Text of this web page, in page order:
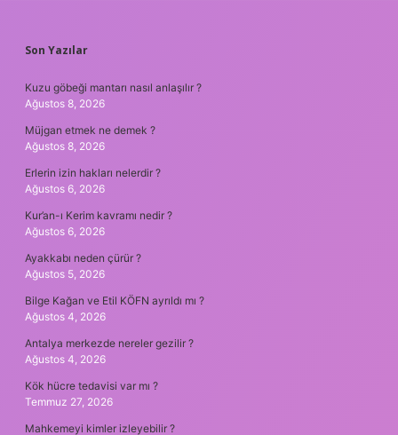
SIDEBAR
Son Yazılar
Kuzu göbeği mantarı nasıl anlaşılır ?
Ağustos 8, 2026
Müjgan etmek ne demek ?
Ağustos 8, 2026
Erlerin izin hakları nelerdir ?
Ağustos 6, 2026
Kur’an-ı Kerim kavramı nedir ?
Ağustos 6, 2026
Ayakkabı neden çürür ?
Ağustos 5, 2026
Bilge Kağan ve Etil KÖFN ayrıldı mı ?
Ağustos 4, 2026
Antalya merkezde nereler gezilir ?
Ağustos 4, 2026
Kök hücre tedavisi var mı ?
Temmuz 27, 2026
Mahkemeyi kimler izleyebilir ?